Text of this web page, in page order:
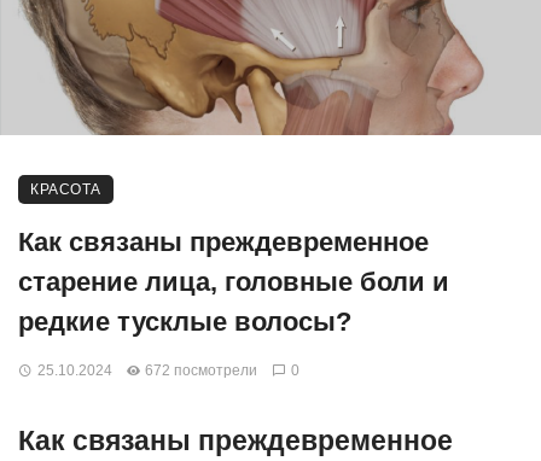
КРАСОТА
Как связаны преждевременное
старение лица, головные боли и
редкие тусклые волосы?
25.10.2024 672 посмотрели 0
Как связаны преждевременное